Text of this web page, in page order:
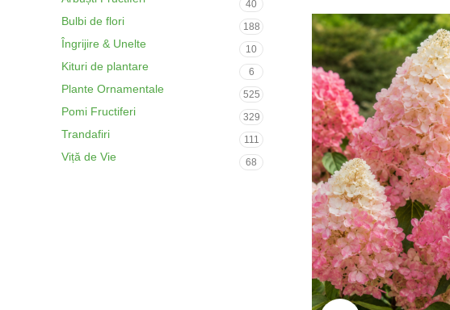
40
Bulbi de flori 188
Îngrijire & Unelte 10
Kituri de plantare 6
Plante Ornamentale 525
Pomi Fructiferi 329
Trandafiri 111
Viță de Vie 68